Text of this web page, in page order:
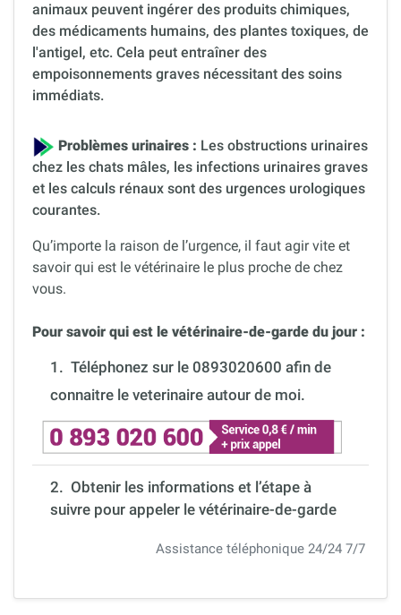
animaux peuvent ingérer des produits chimiques,
des médicaments humains, des plantes toxiques, de
l'antigel, etc. Cela peut entraîner des
empoisonnements graves nécessitant des soins
immédiats.
Problèmes urinaires : Les obstructions urinaires
chez les chats mâles, les infections urinaires graves
et les calculs rénaux sont des urgences urologiques
courantes.
Qu’importe la raison de l’urgence, il faut agir vite et
savoir qui est le vétérinaire le plus proche de chez
vous.
Pour savoir qui est le vétérinaire-de-garde du jour :
1. Téléphonez sur le 0893020600 afin de
connaitre le veterinaire autour de moi.
2. Obtenir les informations et l’étape à
suivre pour appeler le vétérinaire-de-garde
Assistance téléphonique 24/24 7/7